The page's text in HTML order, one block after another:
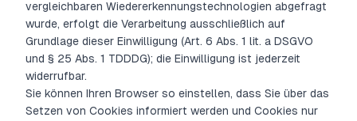
vergleichbaren Wiedererkennungstechnologien abgefragt
wurde, erfolgt die Verarbeitung ausschließlich auf
Grundlage dieser Einwilligung (Art. 6 Abs. 1 lit. a DSGVO
und § 25 Abs. 1 TDDDG); die Einwilligung ist jederzeit
widerrufbar.
Sie können Ihren Browser so einstellen, dass Sie über das
Setzen von Cookies informiert werden und Cookies nur